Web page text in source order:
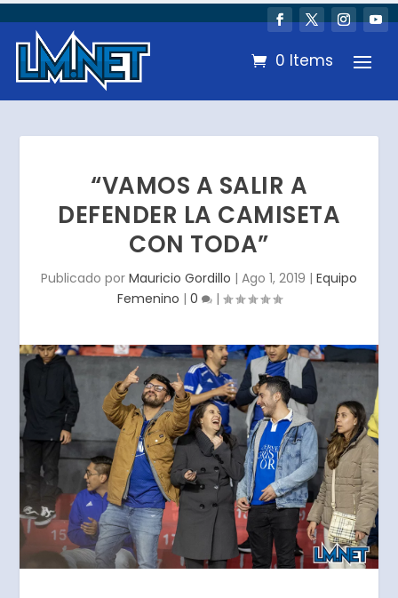
0 Items
“VAMOS A SALIR A
DEFENDER LA CAMISETA
CON TODA”
Publicado por Mauricio Gordillo | Ago 1, 2019 | Equipo
Femenino | 0 |